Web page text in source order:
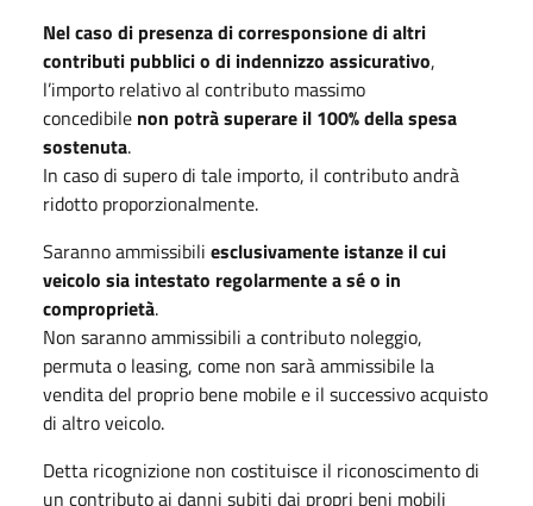
Nel caso di presenza di corresponsione di altri
contributi pubblici o di indennizzo assicurativo,
l’importo relativo al contributo massimo
concedibile non potrà superare il 100% della spesa
sostenuta.
In caso di supero di tale importo, il contributo andrà
ridotto proporzionalmente.
Saranno ammissibili esclusivamente istanze il cui
veicolo sia intestato regolarmente a sé o in
comproprietà.
Non saranno ammissibili a contributo noleggio,
permuta o leasing, come non sarà ammissibile la
vendita del proprio bene mobile e il successivo acquisto
di altro veicolo.
Detta ricognizione non costituisce il riconoscimento di
un contributo ai danni subiti dai propri beni mobili